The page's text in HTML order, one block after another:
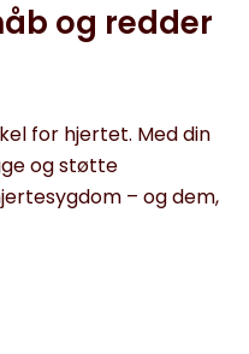
og redder
for hjertet. Med din
og støtte
– og dem,